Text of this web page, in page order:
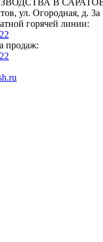
В
ул. Огородная, д. 3а
горячей линии:
продаж: